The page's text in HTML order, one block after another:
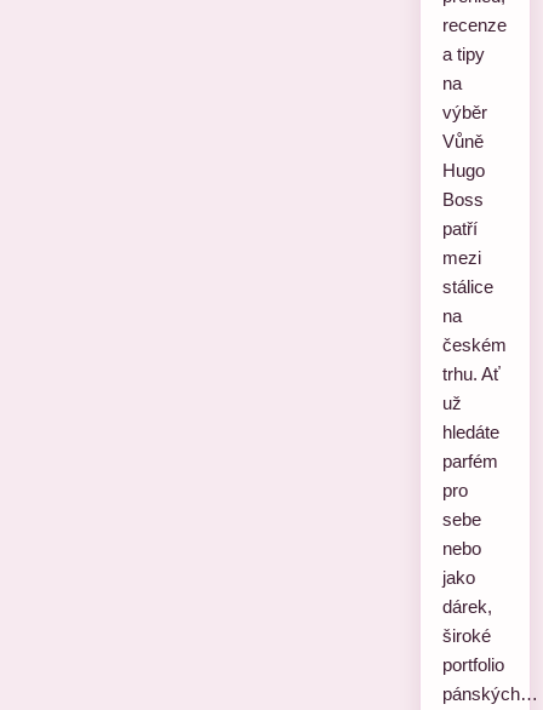
recenze
a tipy
na
výběr
Vůně
Hugo
Boss
patří
mezi
stálice
na
českém
trhu. Ať
už
hledáte
parfém
pro
sebe
nebo
jako
dárek,
široké
portfolio
pánských…